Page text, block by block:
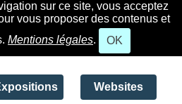
sur ce site, vous acceptez
vous proposer des contenus et
Mentions légales. OK
Websites